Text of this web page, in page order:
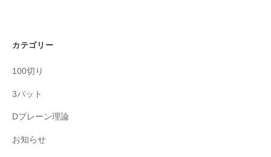
カテゴリー
100切り
3パット
Dプレーン理論
お知らせ